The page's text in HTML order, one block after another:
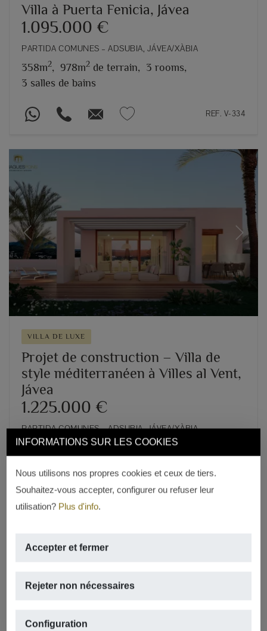
INFORMATIONS SUR LES COOKIES
Nous utilisons nos propres cookies et ceux de tiers.
Souhaitez-vous accepter, configurer ou refuser leur
utilisation? Plus d'info.
Accepter et fermer
Rejeter non nécessaires
Configuration
Villa à Puerta Fenicia, Jávea
1.095.000 €
PARTIDA COMUNES – ADSUBIA, JÁVEA/XÀBIA
358m2, 978m2 de terrain, 3 rooms,
3 salles de bains
REF. V-334
Previous Next
VILLA DE LUXE
Projet de construction – Villa de
style méditerranéen à Villes al Vent,
Jávea
1.225.000 €
PARTIDA COMUNES – ADSUBIA, JÁVEA/XÀBIA
170m2, 1.000m 2de terrain, 3 rooms,
REF. V-376
Previous